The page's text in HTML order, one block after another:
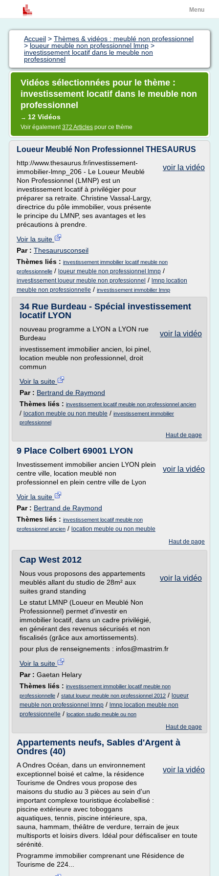
Menu
Accueil > Thèmes & vidéos : meublé non professionnel
> loueur meuble non professionnel lmnp >
investissement locatif dans le meuble non
professionnel
Vidéos sélectionnées pour le thème :
investissement locatif dans le meuble non
professionnel
→ 12 Vidéos
Voir également372 Articles pour ce thème
Loueur Meublé Non Professionnel THESAURUS
voir la vidéo
http://www.thesaurus.fr/investissement-
immobilier-lmnp_206 - Le Loueur Meublé
Non Professionnel (LMNP) est un
investissement locatif à privilégier pour
préparer sa retraite. Christine Vassal-Largy,
directrice du pôle immobilier, vous présente
le principe du LMNP, ses avantages et les
précautions à prendre.
Voir la suite
Par : Thesaurusconseil
Thèmes liés : investissement immobilier locatif meuble non
professionnelle / loueur meuble non professionnel lmnp /
investissement loueur meuble non professionnel / lmnp location
meuble non professionnelle / investissement immobilier lmnp
34 Rue Burdeau - Spécial investissement
locatif LYON
voir la vidéo
nouveau programme a LYON a LYON rue
Burdeau
investissement immobilier ancien, loi pinel,
location meuble non professionnel, droit
commun
Voir la suite
Par : Bertrand de Raymond
Thèmes liés : investissement locatif meuble non professionnel ancien
/ location meuble ou non meuble / investissement immobilier
professionnel
Haut de page
9 Place Colbert 69001 LYON
voir la vidéo
Investissement immobilier ancien LYON plein
centre ville, location meublé non
professionnel en plein centre ville de Lyon
Voir la suite
Par : Bertrand de Raymond
Thèmes liés : investissement locatif meuble non
professionnel ancien / location meuble ou non meuble
Haut de page
Cap West 2012
voir la vidéo
Nous vous proposons des appartements
meublés allant du studio de 28m² aux
suites grand standing
Le statut LMNP (Loueur en Meublé Non
Professionnel) permet d'investir en
immobilier locatif, dans un cadre privilégié,
en générant des revenus sécurisés et non
fiscalisés (grâce aux amortissements).
pour plus de renseignements : infos@mastrim.fr
Voir la suite
Par : Gaetan Helary
Thèmes liés : investissement immobilier locatif meuble non
professionnelle / statut loueur meuble non professionnel 2012 / loueur
meuble non professionnel lmnp / lmnp location meuble non
professionnelle / location studio meuble ou non
Haut de page
Appartements neufs, Sables d'Argent à
Ondres (40)
voir la vidéo
A Ondres Océan, dans un environnement
exceptionnel boisé et calme, la résidence
Tourisme de Ondres vous propose des
maisons du studio au 3 pièces au sein d'un
important complexe touristique écolabellisé :
piscine extérieure avec toboggans
aquatiques, tennis, piscine intérieure, spa,
sauna, hammam, théâtre de verdure, terrain de jeux
multisports et loisirs divers. Idéal pour défiscaliser en toute
sérénité.
Programme immobilier comprenant une Résidence de
Tourisme de 224...